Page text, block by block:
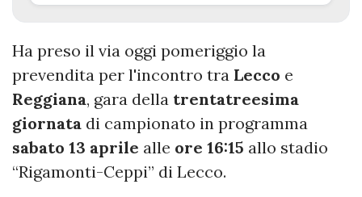
Ha preso il via oggi pomeriggio la
prevendita per l'incontro tra Lecco e
Reggiana, gara della trentatreesima
giornata di campionato in programma
sabato 13 aprile alle ore 16:15 allo stadio
“Rigamonti-Ceppi” di Lecco.